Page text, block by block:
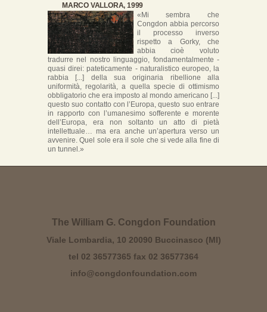
MARCO VALLORA, 1999
«Mi sembra che
Congdon abbia percorso
il processo inverso
rispetto a Gorky, che
abbia cioè voluto
tradurre nel nostro linguaggio, fondamentalmente -
quasi direi: pateticamente - naturalistico europeo, la
rabbia [...] della sua originaria ribellione alla
uniformità, regolarità, a quella specie di ottimismo
obbligatorio che era imposto al mondo americano [...]
questo suo contatto con l’Europa, questo suo entrare
in rapporto con l’umanesimo sofferente e morente
dell’Europa, era non soltanto un atto di pietà
intellettuale… ma era anche un’apertura verso un
avvenire. Quel sole era il sole che si vede alla fine di
un tunnel.»
The William G. Congdon Foundation
Viale Lombardia, 10 20090 Buccinasco (MI)
tel 02 36577365 fax 02 36577364
info@congdonfoundation.com